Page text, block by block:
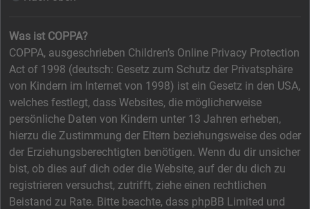
Was ist COPPA?
COPPA, ausgeschrieben Children’s Online Privacy Protection
Act of 1998 (deutsch: Gesetz zum Schutz der Privatsphäre
von Kindern im Internet von 1998) ist ein Gesetz in den USA,
welches festlegt, dass Websites, die möglicherweise
persönliche Daten von Kindern unter 13 Jahren erheben,
hierzu die Zustimmung der Eltern beziehungsweise des oder
der Erziehungsberechtigten benötigen. Wenn du dir unsicher
bist, ob dies auf dich oder die Website, auf der du dich zu
registrieren versuchst, zutrifft, ziehe einen rechtlichen
Beistand zu Rate. Bitte beachte, dass phpBB Limited und